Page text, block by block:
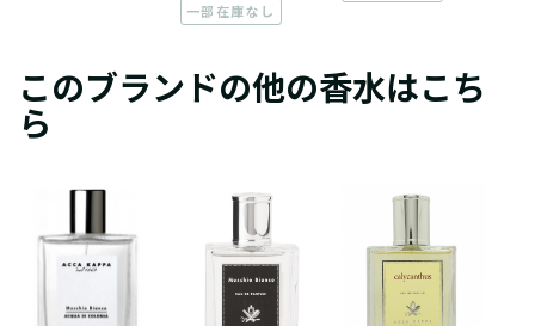
一部在庫なし
このブランドの他の香水はこち
ら